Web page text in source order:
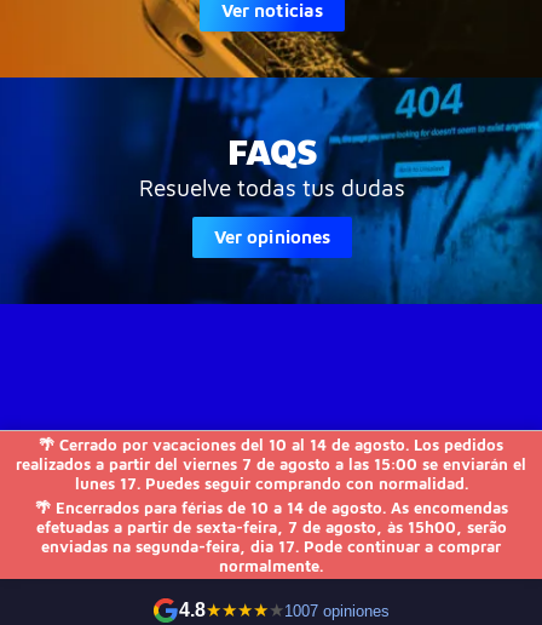
🌴 Cerrado por vacaciones del 10 al 14 de agosto. Los pedidos
realizados a partir del viernes 7 de agosto a las 15:00 se enviarán el
lunes 17. Puedes seguir comprando con normalidad.
🌴 Encerrados para férias de 10 a 14 de agosto. As encomendas
efetuadas a partir de sexta-feira, 7 de agosto, às 15h00, serão
enviadas na segunda-feira, dia 17. Pode continuar a comprar
normalmente.
4.8★★★★★1007 opiniones
Ver noticias
FAQS
Resuelve todas tus dudas
Ver opiniones
JVS-Informática 
FAQs 
Otros 